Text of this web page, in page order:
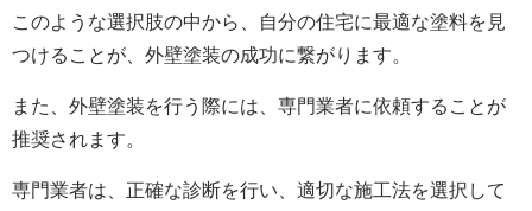
このような選択肢の中から、自分の住宅に最適な塗料を見
つけることが、外壁塗装の成功に繋がります。
また、外壁塗装を行う際には、専門業者に依頼することが
推奨されます。
専門業者は、正確な診断を行い、適切な施工法を選択して